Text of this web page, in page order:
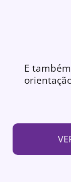
E